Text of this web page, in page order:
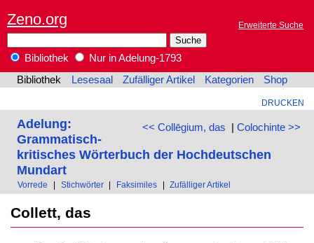
Zeno.org Erweiterte Suche
Bibliothek
Nur in Adelung-1793
Bibliothek
Lesesaal Zufälliger Artikel Kategorien Shop
DRUCKEN
<< Collēgium, das | Colochinte >>
Adelung:
Grammatisch-
kritisches Wörterbuch der Hochdeutschen
Mundart
Vorrede Stichwörter Faksimiles Zufälliger Artikel
Collett, das